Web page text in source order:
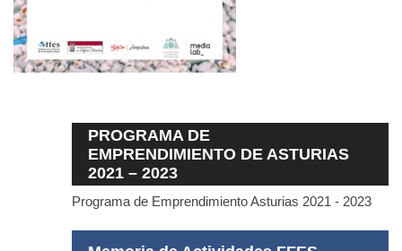
PROGRAMA DE
EMPRENDIMIENTO DE ASTURIAS
2021 – 2023
Programa de Emprendimiento Asturias 2021 - 2023